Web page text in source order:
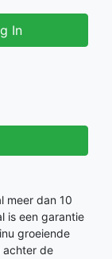
In
meer dan 10
is een garantie
groeiende
achter de